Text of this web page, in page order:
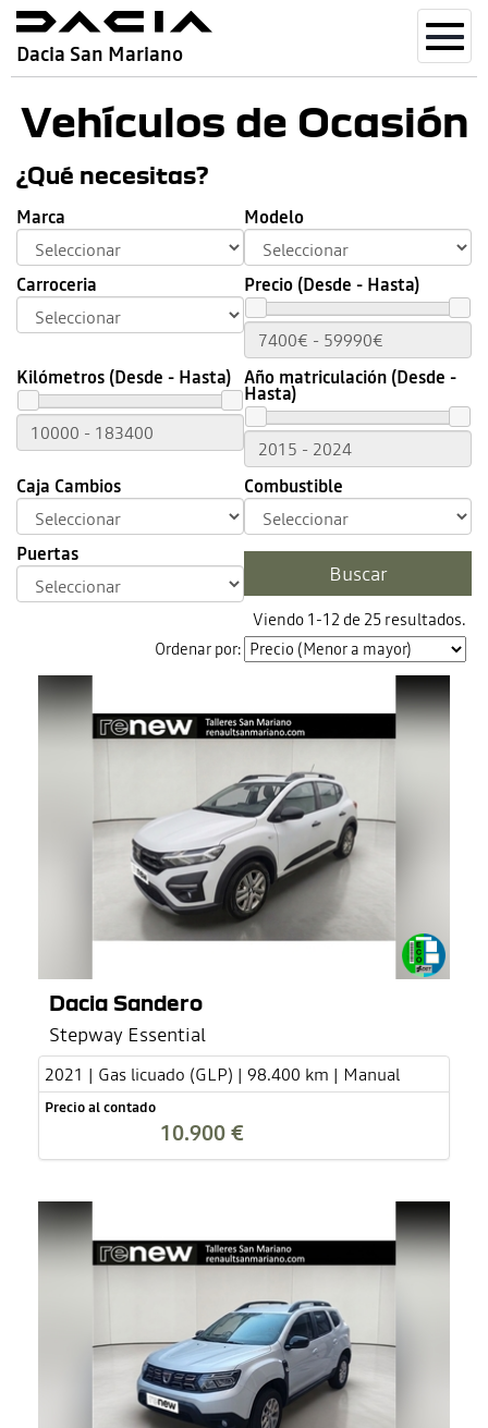
Dacia San Mariano
Vehículos de Ocasión
¿Qué necesitas?
Marca Modelo
Carroceria Precio (Desde - Hasta)
Kilómetros (Desde - Hasta) Año matriculación (Desde -
Hasta)
Caja Cambios Combustible
Puertas
Viendo 1-12 de 25 resultados.
Ordenar por:
Dacia Sandero
Stepway Essential
2021 | Gas licuado (GLP) | 98.400 km | Manual
Precio al contado
10.900 €